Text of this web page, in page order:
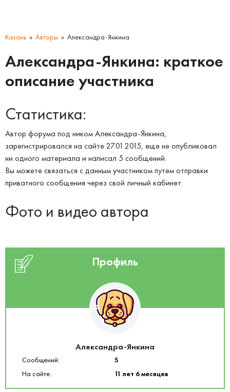
Казань Авторы Александра-Янкина
Александра-Янкина: краткое
описание участника
Статистика:
Автор форума под ником Александра-Янкина,
зарегистрировался на сайте 27.01.2015, еще не опубликовал
ни одного материала и написал 5 сообщений.
Вы можете связаться с данным участником путем отправки
приватного сообщения через свой личный кабинет.
Фото и видео автора
Профиль
Александра-Янкина
Сообщений:
5
На сайте:
11 лет 6 месяцев